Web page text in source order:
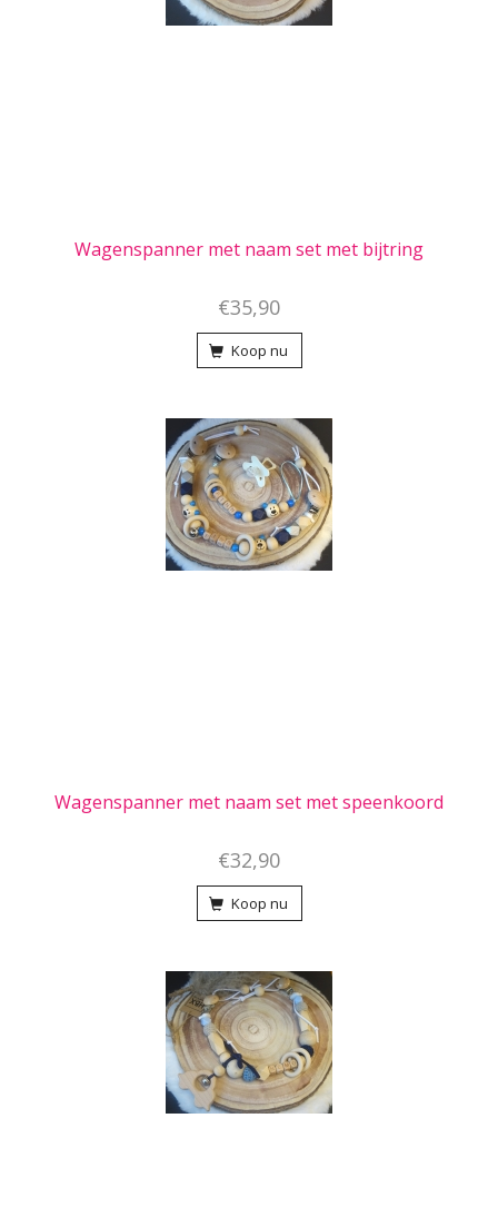
Wagenspanner met naam set met bijtring
€35,90
Koop nu
Wagenspanner met naam set met speenkoord
€32,90
Koop nu